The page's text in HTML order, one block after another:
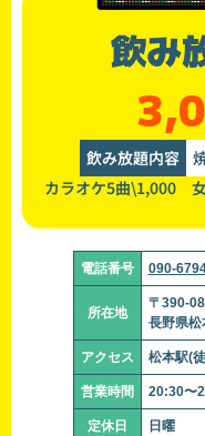
飲み
飲み放題内容
カラオケ5曲\1,000
電話番号 090-
所在地
〒390-
長野県
アクセス 松本駅(
営業時間 20:30〜
定休日 日曜